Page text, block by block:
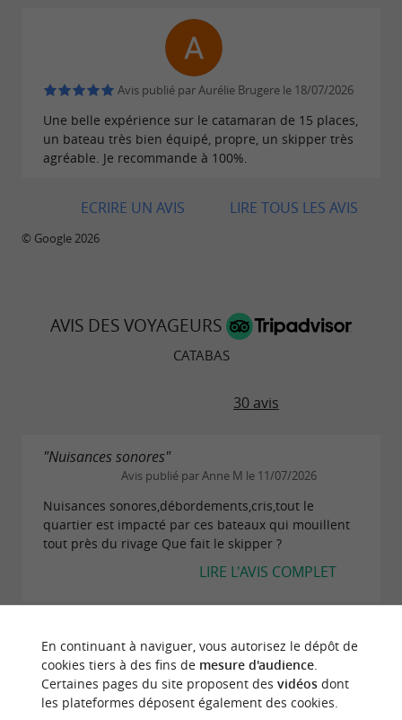
Avis publié par Aurélie Brugere le 18/07/2026
Une belle expérience sur le catamaran de 15 places,
un bateau très bien équipé, propre, un skipper très
agréable. Je recommande à 100%.
LIRE TOUS LES AVIS
ECRIRE UN AVIS
© Google 2026
AVIS DES VOYAGEURS
CATABAS
30 avis
"Nuisances sonores"
Avis publié par Anne M le 11/07/2026
Nuisances sonores,débordements,cris,tout le
quartier est impacté par ces bateaux qui mouillent
tout près du rivage Que fait le skipper ?
LIRE L'AVIS COMPLET
Avis publié par Valérie B le 25/05/2025
Nous avions choisi une balade de 2h30 pour notre
famille de 16 avec des enfants. Le repas était prévu
En continuant à naviguer, vous autorisez le dépôt de
cookies tiers à des fins de mesure d'audience.
Certaines pages du site proposent des vidéosdont
les plateformes déposent également des cookies.